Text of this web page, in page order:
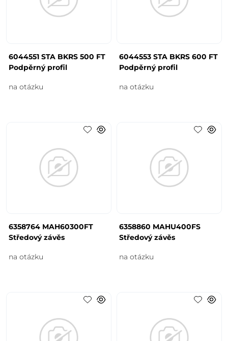
6044551 STA BKRS 500 FT
Podpěrný profil
na otázku
6044553 STA BKRS 600 FT
Podpěrný profil
na otázku
6358764 MAH60300FT
Středový závěs
na otázku
6358860 MAHU400FS
Středový závěs
na otázku